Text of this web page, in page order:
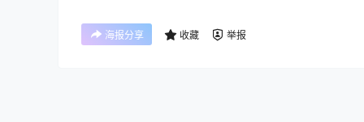
海报分享 收藏 举报